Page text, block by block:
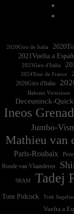
2020Giro de Italia
2021Vuelta a
2023Giro d'Italia
2024Tour de France
2026Giro d'Italia
Bahrain Victorious
Deceuninck-
Ineos
Jumbo-
Mathieu van
Paris-Roubaix
Ronde van Vlaanderen
SRAM Tadej
Tom Pidcock Trek
Vuelta a